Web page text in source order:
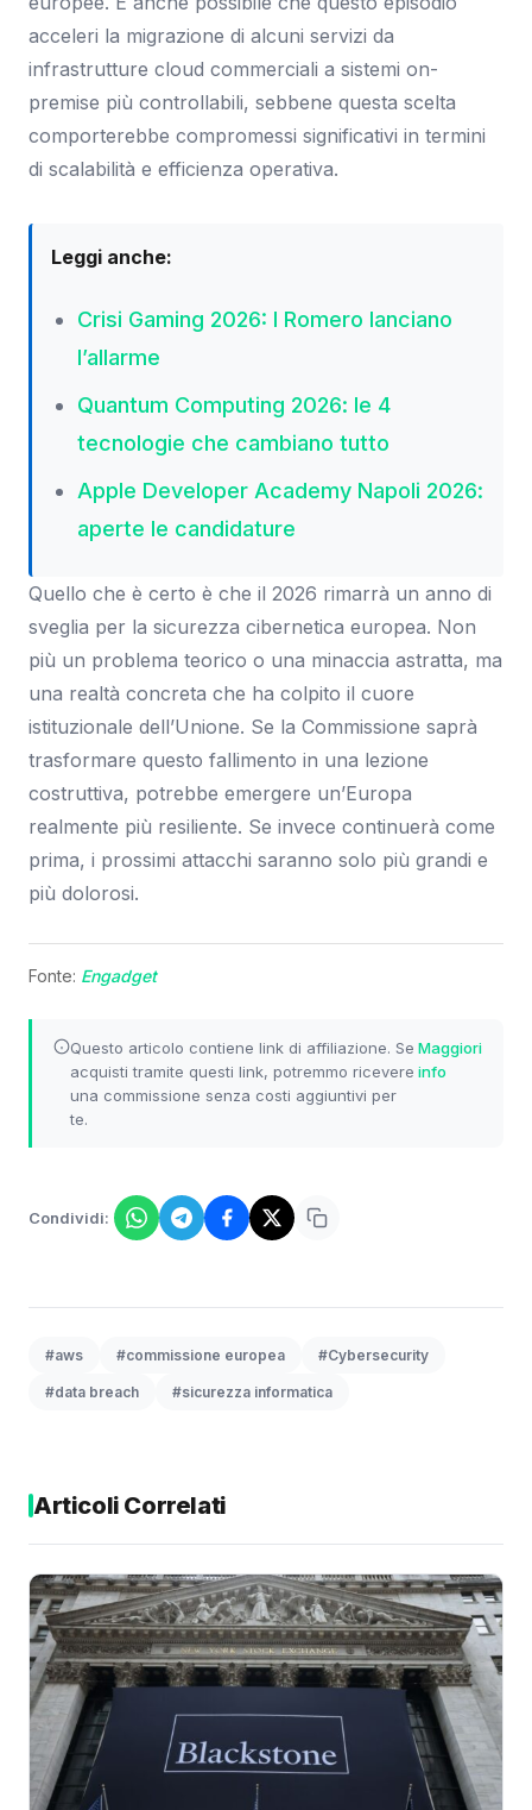
acceleri la migrazione di alcuni servizi da
infrastrutture cloud commerciali a sistemi on-
premise più controllabili, sebbene questa scelta
comporterebbe compromessi significativi in termini
di scalabilità e efficienza operativa.
Leggi anche:
Crisi Gaming 2026: I Romero lanciano
l’allarme
Quantum Computing 2026: le 4
tecnologie che cambiano tutto
Apple Developer Academy Napoli 2026:
aperte le candidature
Quello che è certo è che il 2026 rimarrà un anno di
sveglia per la sicurezza cibernetica europea. Non
più un problema teorico o una minaccia astratta, ma
una realtà concreta che ha colpito il cuore
istituzionale dell’Unione. Se la Commissione saprà
trasformare questo fallimento in una lezione
costruttiva, potrebbe emergere un’Europa
realmente più resiliente. Se invece continuerà come
prima, i prossimi attacchi saranno solo più grandi e
più dolorosi.
Fonte: Engadget
Questo articolo contiene link di affiliazione. Se
acquisti tramite questi link, potremmo ricevere
una commissione senza costi aggiuntivi per
te.
Maggiori
info
Condividi:
#aws #commissione europea #Cybersecurity
#data breach #sicurezza informatica
Articoli Correlati